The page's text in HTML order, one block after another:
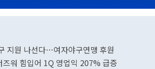
지원 나선다…여자야구연맹 후원
즈워 힘입어 1Q 영업익 207% 급증